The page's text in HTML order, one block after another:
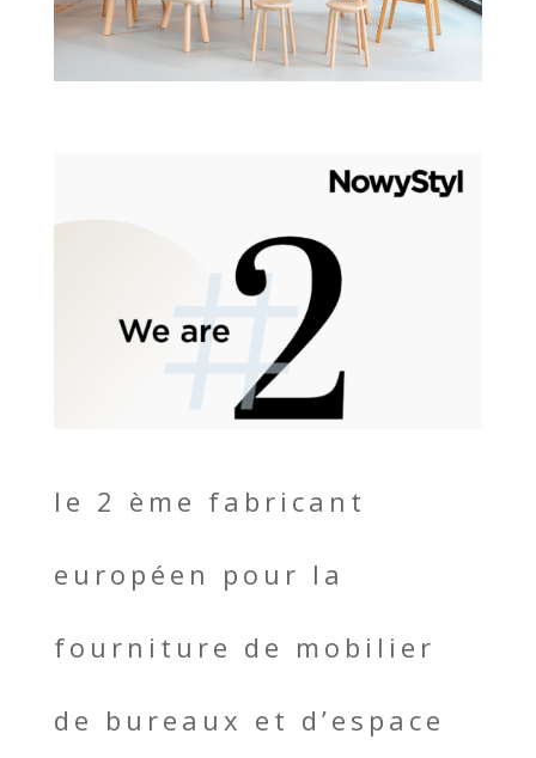
le 2 ème fabricant
européen pour la
fourniture de mobilier
de bureaux et d’espace